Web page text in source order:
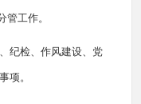
工作。
纪检、作风建设、党
项。